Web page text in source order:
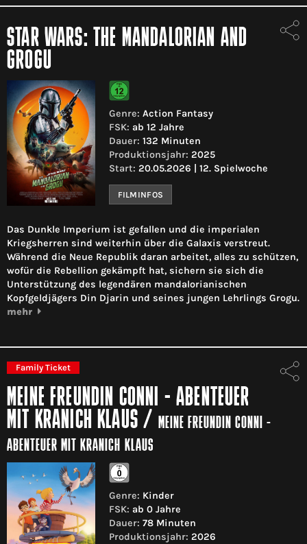
STAR WARS: THE MANDALORIAN AND
GROGU
Genre: Action Fantasy
FSK: ab 12 Jahre
Dauer: 132 Minuten
Produktionsjahr: 2025
Start: 20.05.2026 | 12. Spielwoche
FILMINFOS
Das Dunkle Imperium ist gefallen und die imperialen
Kriegsherren sind weiterhin über die Galaxis verstreut.
Während die Neue Republik daran arbeitet, alles zu schützen,
wofür die Rebellion gekämpft hat, sichern sie sich die
Unterstützung des legendären mandalorianischen
Kopfgeldjägers Din Djarin und seines jungen Lehrlings Grogu.
mehr
Family Ticket
MEINE FREUNDIN CONNI - ABENTEUER
MIT KRANICH KLAUS / MEINE FREUNDIN CONNI -
ABENTEUER MIT KRANICH KLAUS
Genre: Kinder
FSK: ab 0 Jahre
Dauer: 78 Minuten
Produktionsjahr: 2026